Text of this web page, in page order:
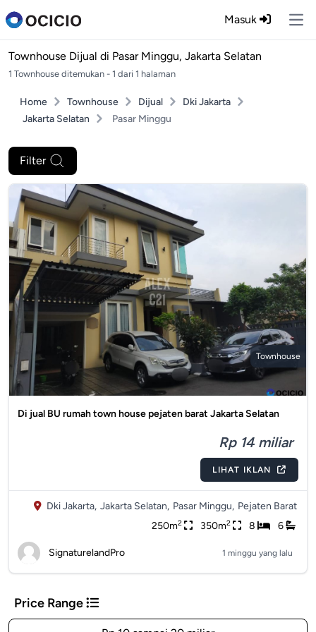
Masuk
Townhouse Dijual di Pasar Minggu, Jakarta Selatan
1 Townhouse ditemukan - 1 dari 1 halaman
Home Townhouse Dijual
Dki Jakarta
Jakarta Selatan
Pasar Minggu
Filter
Townhouse
Di jual BU rumah town house pejaten barat Jakarta Selatan
Rp 14 miliar
LIHAT IKLAN
Dki Jakarta, Jakarta Selatan, Pasar Minggu, Pejaten Barat
250m2 350m2 8 6
SignaturelandPro 1 minggu yang lalu
Price Range